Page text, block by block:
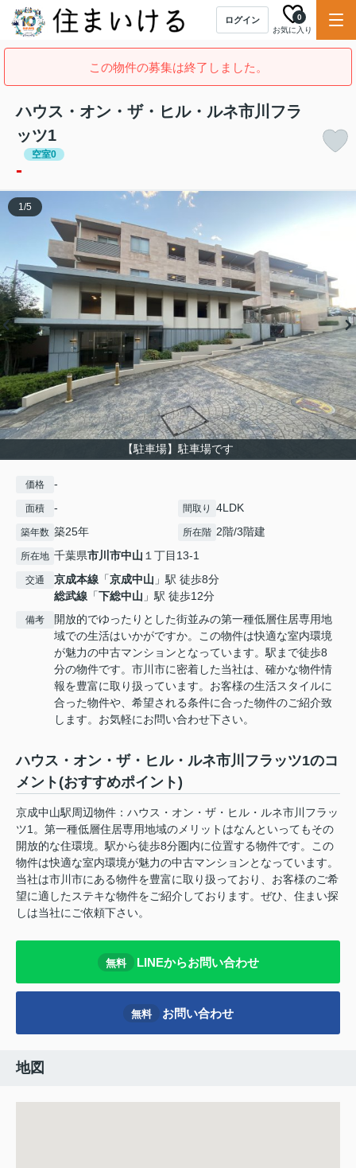
ログイン
お気に入り
0
この物件の募集は終了しました。
ハウス・オン・ザ・ヒル・ルネ市川フラ
ッツ1
空室0
-
【駐車場】駐車場です
1/5
価格 -
面積 - 間取り 4LDK
築年数 築25年 所在階 2階/3階建
所在地 千葉県市川市中山 １丁目13-1
交通 京成本線 「京成中山 」駅 徒歩8分
総武線 「下総中山 」駅 徒歩12分
備考
開放的でゆったりとした街並みの第一種低層住居専用地
域での生活はいかがですか。この物件は快適な室内環境
が魅力の中古マンションとなっています。駅まで徒歩8
分の物件です。市川市に密着した当社は、確かな物件情
報を豊富に取り扱っています。お客様の生活スタイルに
合った物件や、希望される条件に合った物件のご紹介致
します。お気軽にお問い合わせ下さい。
ハウス・オン・ザ・ヒル・ルネ市川フラッツ1のコ
メント(おすすめポイント)
京成中山駅周辺物件：ハウス・オン・ザ・ヒル・ルネ市川フラッ
ツ1。第一種低層住居専用地域のメリットはなんといってもその
開放的な住環境。駅から徒歩8分圏内に位置する物件です。この
物件は快適な室内環境が魅力の中古マンションとなっています。
当社は市川市にある物件を豊富に取り扱っており、お客様のご希
望に適したステキな物件をご紹介しております。ぜひ、住まい探
しは当社にご依頼下さい。
無料 LINEからお問い合わせ
無料 お問い合わせ
地図